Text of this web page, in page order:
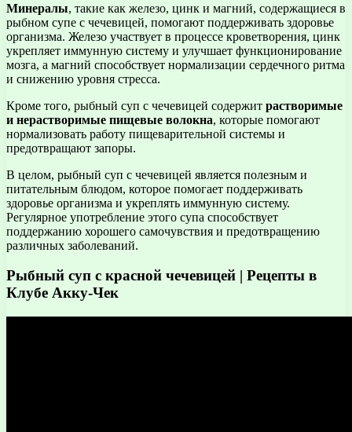
Минералы, такие как железо, цинк и магний, содержащиеся в
рыбном супе с чечевицей, помогают поддерживать здоровье
организма. Железо участвует в процессе кроветворения, цинк
укрепляет иммунную систему и улучшает функционирование
мозга, а магний способствует нормализации сердечного ритма
и снижению уровня стресса.
Кроме того, рыбный суп с чечевицей содержит растворимые
и нерастворимые пищевые волокна, которые помогают
нормализовать работу пищеварительной системы и
предотвращают запоры.
В целом, рыбный суп с чечевицей является полезным и
питательным блюдом, которое помогает поддерживать
здоровье организма и укреплять иммунную систему.
Регулярное употребление этого супа способствует
поддержанию хорошего самочувствия и предотвращению
различных заболеваний.
Рыбный суп с красной чечевицей | Рецепты в
Клубе Акку-Чек